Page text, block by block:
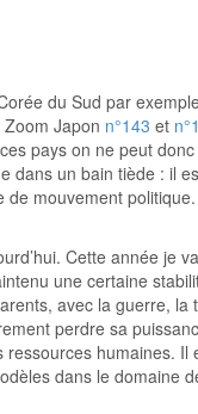
du Sud par
Japon n°143 et
pays on ne peut
un bain tiède : il
mouvement
Cette année je
une certaine
avec la guerre,
perdre sa
humaines.
dans le